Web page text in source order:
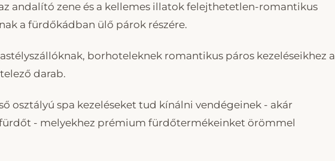
andalító zene és a kellemes illatok felejthetetlen-romantikus
a fürdőkádban ülő párok részére.
borhoteleknek romantikus páros kezeléseikhez a
darab.
osztályú spa kezeléseket tud kínálni vendégeinek - akár
- melyekhez prémium fürdőtermékeinket örömmel